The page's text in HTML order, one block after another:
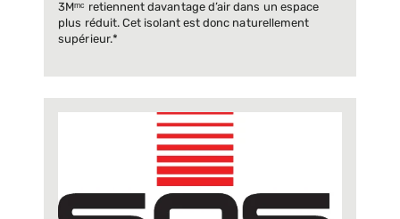
3Mᵐᶜ retiennent davantage d’air dans un espace
plus réduit. Cet isolant est donc naturellement
supérieur.*